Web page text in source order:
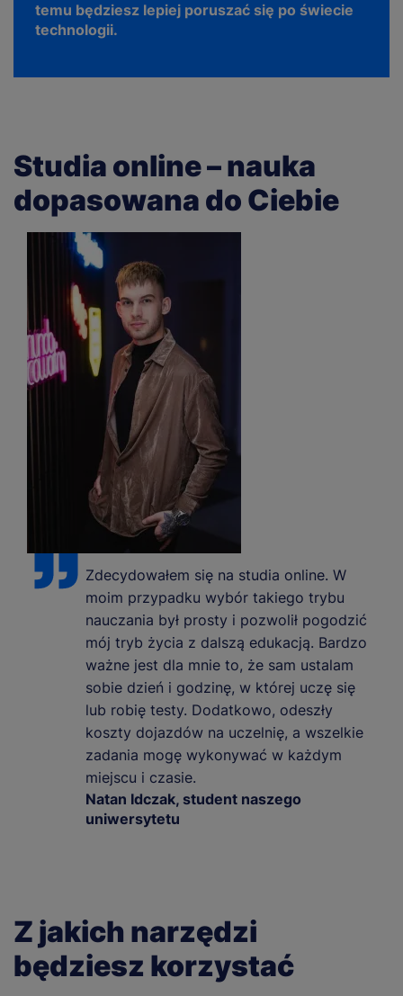
temu będziesz lepiej poruszać się po świecie
technologii.
Studia online – nauka
dopasowana do Ciebie
Zdecydowałem się na studia online. W
moim przypadku wybór takiego trybu
nauczania był prosty i pozwolił pogodzić
mój tryb życia z dalszą edukacją. Bardzo
ważne jest dla mnie to, że sam ustalam
sobie dzień i godzinę, w której uczę się
lub robię testy. Dodatkowo, odeszły
koszty dojazdów na uczelnię, a wszelkie
zadania mogę wykonywać w każdym
miejscu i czasie.
Natan Idczak, student naszego
uniwersytetu
Z jakich narzędzi
będziesz korzystać